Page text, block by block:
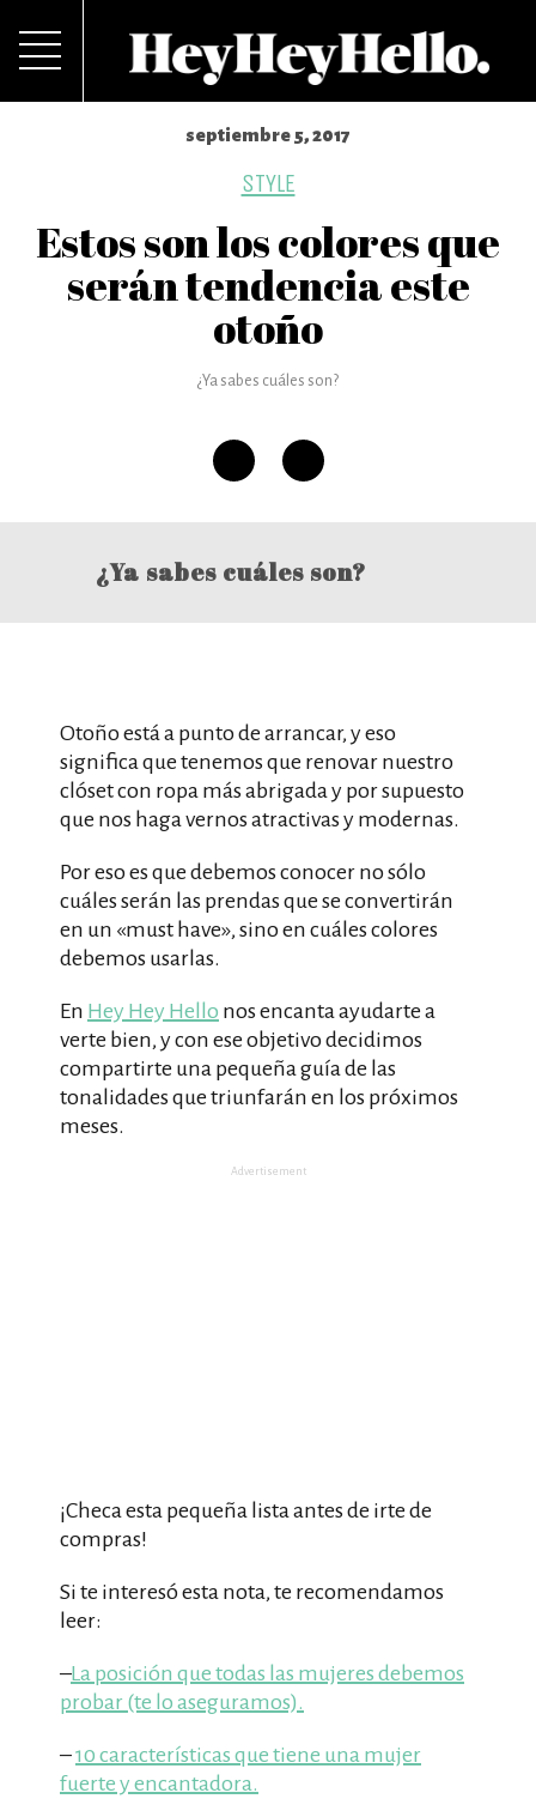
septiembre 5, 2017
STYLE
Estos son los colores que
serán tendencia este
otoño
¿Ya sabes cuáles son?
¿Ya sabes cuáles son?
Otoño está a punto de arrancar, y eso
significa que tenemos que renovar nuestro
clóset con ropa más abrigada y por supuesto
que nos haga vernos atractivas y modernas.
Por eso es que debemos conocer no sólo
cuáles serán las prendas que se convertirán
en un «must have», sino en cuáles colores
debemos usarlas.
En Hey Hey Hello nos encanta ayudarte a
verte bien, y con ese objetivo decidimos
compartirte una pequeña guía de las
tonalidades que triunfarán en los próximos
meses.
Advertisement
¡Checa esta pequeña lista antes de irte de
compras!
Si te interesó esta nota, te recomendamos
leer:
–La posición que todas las mujeres debemos
probar (te lo aseguramos).
–10 características que tiene una mujer
fuerte y encantadora.